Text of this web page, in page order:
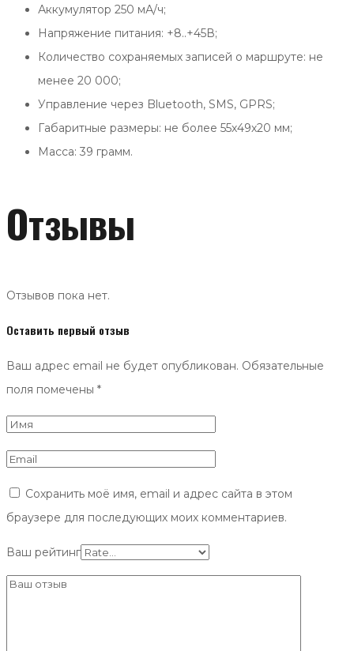
Аккумулятор 250 мА/ч;
Напряжение питания: +8..+45В;
Количество сохраняемых записей о маршруте: не
менее 20 000;
Управление через Bluetooth, SMS, GPRS;
Габаритные размеры: не более 55х49х20 мм;
Масcа: 39 грамм.
Отзывы
Отзывов пока нет.
Оставить первый отзыв
Ваш адрес email не будет опубликован. Обязательные
поля помечены *
Сохранить моё имя, email и адрес сайта в этом
браузере для последующих моих комментариев.
Ваш рейтинг